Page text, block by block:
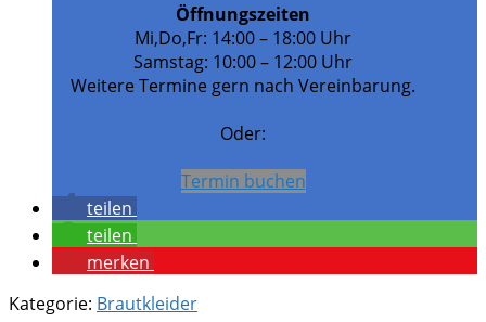
Öffnungszeiten
Mi,Do,Fr: 14:00 – 18:00 Uhr
Samstag: 10:00 – 12:00 Uhr
Weitere Termine gern nach Vereinbarung.
Oder:
Termin buchen
teilen
teilen
merken
Kategorie: Brautkleider